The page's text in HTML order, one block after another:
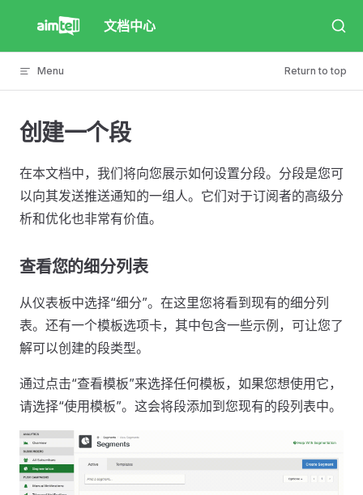
Skip to content 文档中心
Menu Return to top
创建一个段
在本文档中，我们将向您展示如何设置分段。分段是您可
以向其发送推送通知的一组人。它们对于订阅者的高级分
析和优化也非常有价值。
查看您的细分列表
从仪表板中选择“细分”。在这里您将看到现有的细分列
表。还有一个模板选项卡，其中包含一些示例，可让您了
解可以创建的段类型。
通过点击“查看模板”来选择任何模板，如果您想使用它，
请选择“使用模板”。这会将段添加到您现有的段列表中。